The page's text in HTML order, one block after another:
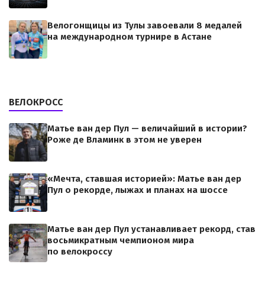
Велогонщицы из Тулы завоевали 8 медалей
на международном турнире в Астане
ВЕЛОКРОСС
Матье ван дер Пул — величайший в истории?
Роже де Вламинк в этом не уверен
«Мечта, ставшая историей»: Матье ван дер
Пул о рекорде, лыжах и планах на шоссе
Матье ван дер Пул устанавливает рекорд, став
восьмикратным чемпионом мира
по велокроссу